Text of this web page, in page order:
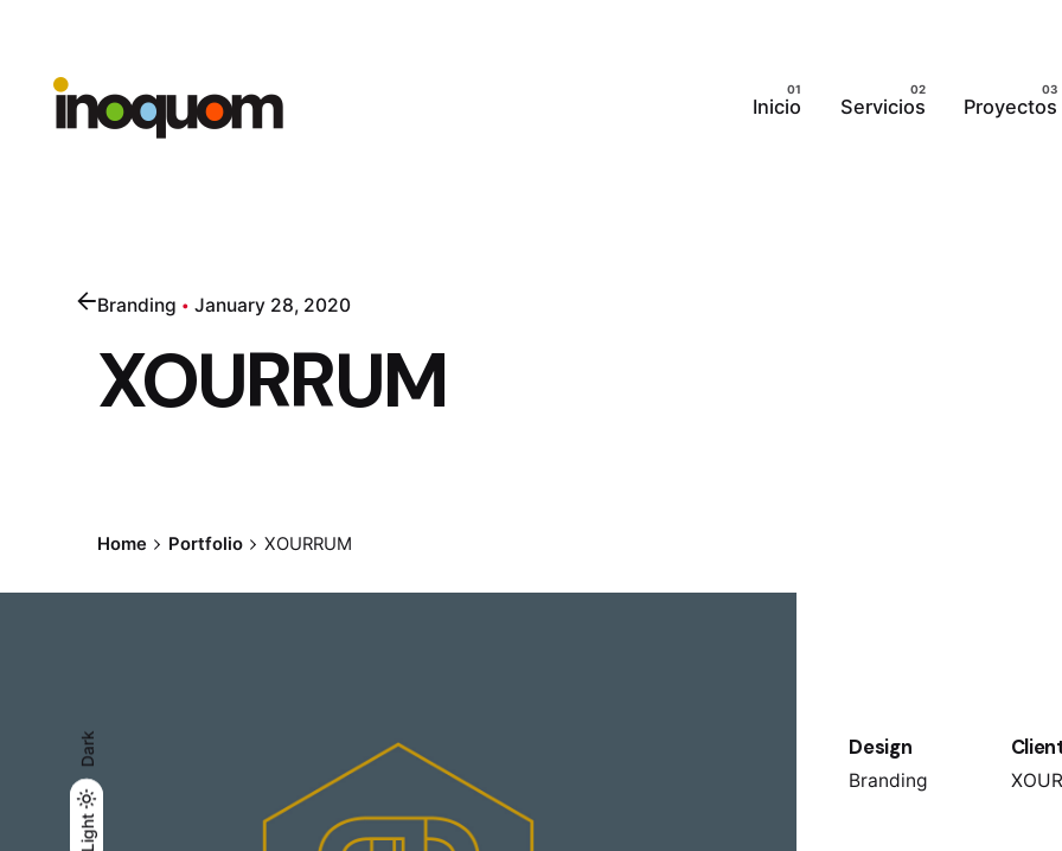
Light
Dark
Light
Dark
content
Inicio
Servicios Proyectos
Branding January 28, 2020
XOURRUM
Home Portfolio XOURRUM
Design
Branding